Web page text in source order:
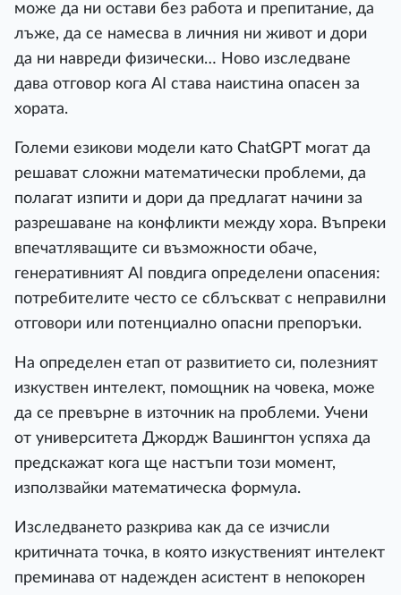
може да ни остави без работа и препитание, да
лъже, да се намесва в личния ни живот и дори
да ни навреди физически… Ново изследване
дава отговор кога AI става наистина опасен за
хората.
Големи езикови модели като ChatGPT могат да
решават сложни математически проблеми, да
полагат изпити и дори да предлагат начини за
разрешаване на конфликти между хора. Въпреки
впечатляващите си възможности обаче,
генеративният AI повдига определени опасения:
потребителите често се сблъскват с неправилни
отговори или потенциално опасни препоръки.
На определен етап от развитието си, полезният
изкуствен интелект, помощник на човека, може
да се превърне в източник на проблеми. Учени
от университета Джордж Вашингтон успяха да
предскажат кога ще настъпи този момент,
използвайки математическа формула.
Изследването разкрива как да се изчисли
критичната точка, в която изкуственият интелект
преминава от надежден асистент в непокорен